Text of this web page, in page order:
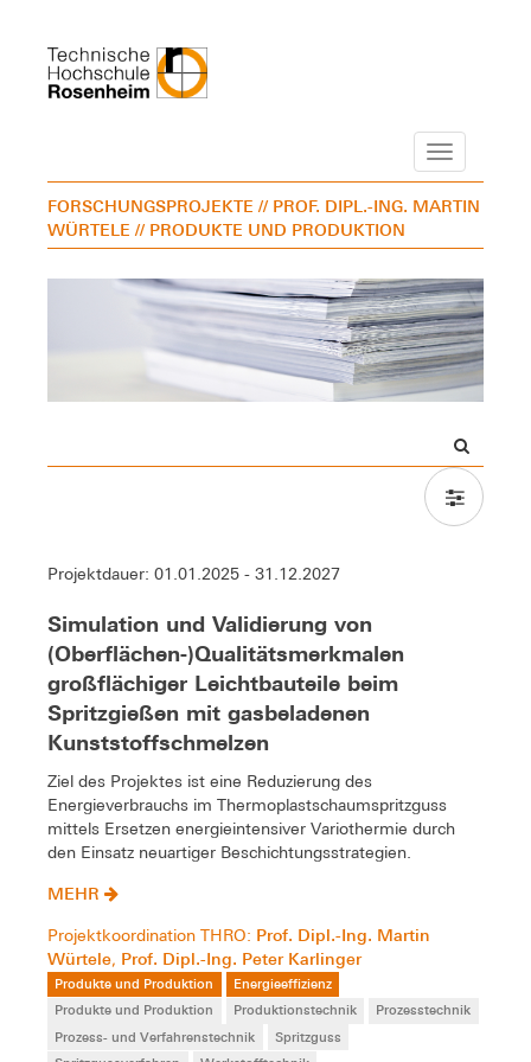
Navigation
FORSCHUNGSPROJEKTE // PROF. DIPL.-ING. MARTIN
WÜRTELE // PRODUKTE UND PRODUKTION
Projektdauer: 01.01.2025 - 31.12.2027
Simulation und Validierung von
(Oberflächen-)Qualitätsmerkmalen
großflächiger Leichtbauteile beim
Spritzgießen mit gasbeladenen
Kunststoffschmelzen
Ziel des Projektes ist eine Reduzierung des
Energieverbrauchs im Thermoplastschaumspritzguss
mittels Ersetzen energieintensiver Variothermie durch
den Einsatz neuartiger Beschichtungsstrategien.
MEHR
Projektkoordination THRO: Prof. Dipl.-Ing. Martin
Würtele, Prof. Dipl.-Ing. Peter Karlinger
Produkte und Produktion
Energieeffizienz
Produkte und Produktion
Produktionstechnik
Prozesstechnik
Prozess- und Verfahrenstechnik
Spritzguss